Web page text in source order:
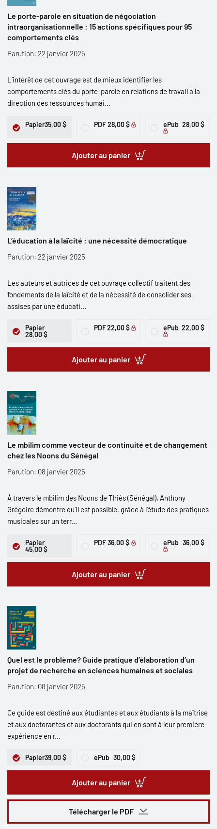
Le porte-parole en situation de négociation
intraorganisationnelle : 15 actions spécifiques pour 95
comportements clés
Parution: 22 janvier 2025
L’intérêt de cet ouvrage est de mieux identifier les
comportements clés du porte-parole en relations de travail à la
direction des ressources humai...
Papier35,00 $ PDF28,00 $ ePub 28,00 $
Ajouter au panier
L’éducation à la laïcité : une nécessité démocratique
Parution: 22 janvier 2025
Les auteurs et autrices de cet ouvrage collectif traitent des
fondements de la laïcité et de la nécessité de consolider ses
assises par une éducati...
Papier
28,00 $
PDF22,00 $ ePub 22,00 $
Ajouter au panier
Le mbilim comme vecteur de continuité et de changement
chez les Noons du Sénégal
Parution: 08 janvier 2025
À travers le mbilim des Noons de Thiès (Sénégal), Anthony
Grégoire démontre qu’il est possible, grâce à l’étude des pratiques
musicales sur un terr...
Papier
45,00 $
PDF 36,00 $ ePub 36,00 $
Ajouter au panier
Quel est le problème? Guide pratique d’élaboration d’un
projet de recherche en sciences humaines et sociales
Parution: 08 janvier 2025
Ce guide est destiné aux étudiantes et aux étudiants à la maîtrise
et aux doctorantes et aux doctorants qui en sont à leur première
expérience en r...
Papier39,00 $ ePub 30,00 $
Ajouter au panier
Télécharger le PDF